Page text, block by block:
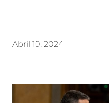
Abril 10, 2024